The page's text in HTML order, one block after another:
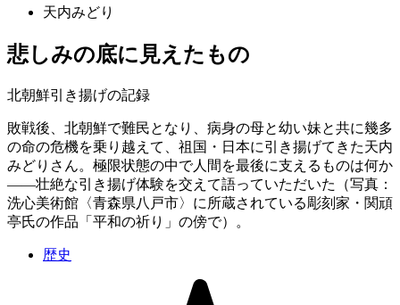
天内みどり
悲しみの底に見えたもの
北朝鮮引き揚げの記録
敗戦後、北朝鮮で難民となり、病身の母と幼い妹と共に幾多
の命の危機を乗り越えて、祖国・日本に引き揚げてきた天内
みどりさん。極限状態の中で人間を最後に支えるものは何か
――壮絶な引き揚げ体験を交えて語っていただいた（写真：
洗心美術館〈青森県八戸市〉に所蔵されている彫刻家・関頑
亭氏の作品「平和の祈り」の傍で）。
歴史